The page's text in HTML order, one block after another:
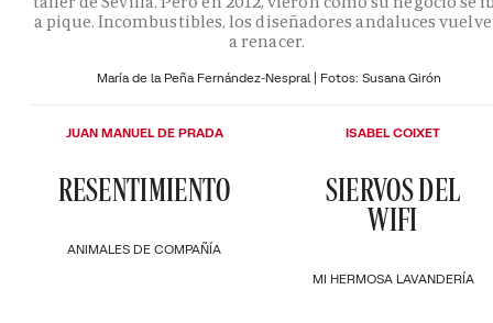
a pique. Incombustibles, los diseñadores andaluces
a renacer.
María de la Peña Fernández-Nespral | Fotos: Susana Girón
ANIMALES DE COMPAÑÍA
RESENTIMIENTO
JUAN MANUEL DE PRADA
MI HERMOSA LAVANDERÍA
SIERVOS DEL
WIFI
ISABEL COIXET